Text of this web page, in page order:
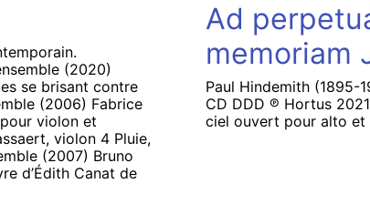
(2020)
se brisant contre
(2006) Fabrice
violon et
violon 4 Pluie,
(2007) Bruno
d’Édith Canat de
Ad
memoriam
Paul Hindemith (1895-
CD DDD ℗ Hortus
ciel ouvert pour alto et